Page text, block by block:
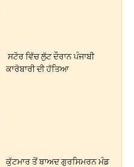
ਸਟੋਰ ਵਿੱਚ ਲੁੱਟ ਦੌਰਾਨ ਪੰਜਾਬੀ
ਕਾਰੋਬਾਰੀ ਦੀ ਹੱਤਿਆ
ਕੁੱਟਮਾਰ ਤੋਂ ਬਾਅਦ ਗੁਰਸਿਮਰਨ ਮੰਡ